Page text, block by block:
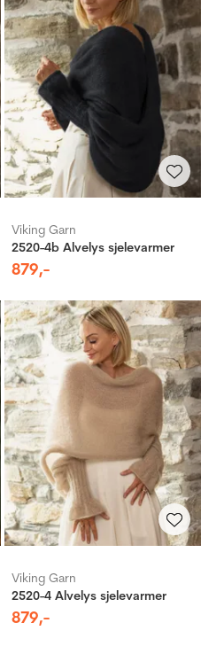
Viking Garn
2520-4b Alvelys sjelevarmer
879,-
Viking Garn
2520-4 Alvelys sjelevarmer
879,-